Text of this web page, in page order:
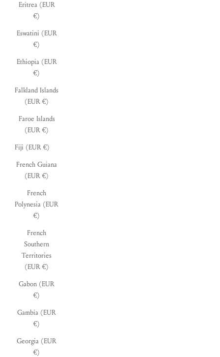
Eritrea (EUR
€)
Eswatini (EUR
€)
Ethiopia (EUR
€)
Falkland Islands
(EUR €)
Faroe Islands
(EUR €)
Fiji (EUR €)
French Guiana
(EUR €)
French
Polynesia (EUR
€)
French
Southern
Territories
(EUR €)
Gabon (EUR
€)
Gambia (EUR
€)
Georgia (EUR
€)